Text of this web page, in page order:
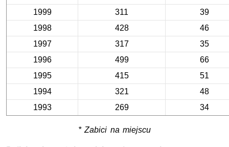
1999
311
39
1998
428
46
1997
317
35
1996
499
66
1995
415
51
1994
321
48
1993
269 34
* Zabici na miejscu